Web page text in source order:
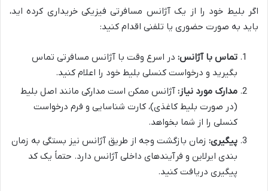
اگر بلیط خود را از یک آژانس مسافرتی فیزیکی خریداری کرده اید،
باید به صورت حضوری یا تلفنی اقدام کنید:
تماس با آژانس: در اسرع وقت با آژانس مسافرتی تماس
بگیرید و درخواست کنسلی بلیط خود را اعلام کنید.
مدارک مورد نیاز: آژانس ممکن است مدارکی مانند اصل بلیط
(در صورت بلیط کاغذی)، کارت شناسایی و فرم درخواست
کنسلی را از شما بخواهد.
پیگیری: زمان بازگشت وجه از طریق آژانس نیز بستگی به زمان
بندی ایرلاین و فرآیندهای داخلی آژانس دارد. حتماً یک کد
پیگیری دریافت کنید.